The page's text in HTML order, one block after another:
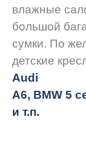
влажные
большой
сумки. По
детские
Audi
A6, BMW 5
и т.п.